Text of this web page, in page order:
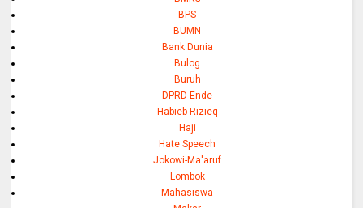
BPS
BUMN
Bank Dunia
Bulog
Buruh
DPRD Ende
Habieb Rizieq
Haji
Hate Speech
Jokowi-Ma'aruf
Lombok
Mahasiswa